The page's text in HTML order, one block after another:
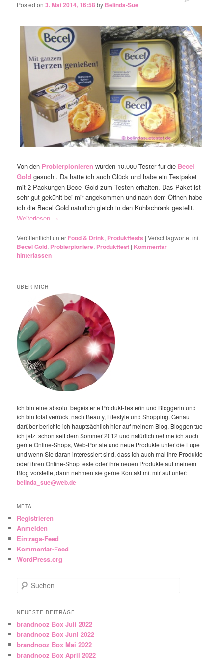
Posted on3. Mai 2014, 16:58by Belinda-Sue
Von den Probierpionieren wurden 10.000 Tester für die Becel
Gold gesucht. Da hatte ich auch Glück und habe ein Testpaket
mit 2 Packungen Becel Gold zum Testen erhalten. Das Paket ist
sehr gut gekühlt bei mir angekommen und nach dem Öffnen habe
ich die Becel Gold natürlich gleich in den Kühlschrank gestellt.
Weiterlesen →
Veröffentlicht unter Food & Drink, Produkttests |Verschlagwortet mit
Becel Gold, Probierpioniere, Produkttest | Kommentar
hinterlassen
ÜBER MICH
Ich bin eine absolut begeisterte Produkt-Testerin und Bloggerin und
ich bin total verrückt nach Beauty, Lifestyle und Shopping. Genau
darüber berichte ich hauptsächlich hier auf meinem Blog. Bloggen tue
ich jetzt schon seit dem Sommer 2012 und natürlich nehme ich auch
gerne Online-Shops, Web-Portale und neue Produkte unter die Lupe
und wenn Sie daran interessiert sind, dass ich auch mal Ihre Produkte
oder ihren Online-Shop teste oder ihre neuen Produkte auf meinem
Blog vorstelle, dann nehmen sie gerne Kontakt mit mir auf unter:
belinda_sue@web.de
META
Registrieren
Anmelden
Eintrags-Feed
Kommentar-Feed
WordPress.org
Suchen
NEUESTE BEITRÄGE
brandnooz Box Juli 2022
brandnooz Box Juni 2022
brandnooz Box Mai 2022
brandnooz Box April 2022